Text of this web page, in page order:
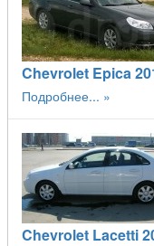
Chevrolet Epica
Подробнее...
Chevrolet Lacetti